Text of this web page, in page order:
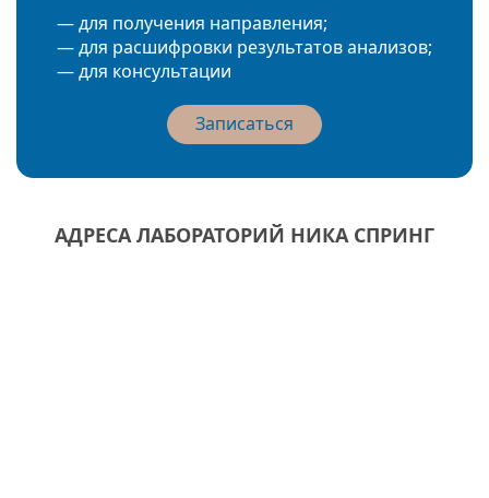
— для получения направления;
— для расшифровки результатов анализов;
— для консультации
Записаться
АДРЕСА ЛАБОРАТОРИЙ НИКА СПРИНГ